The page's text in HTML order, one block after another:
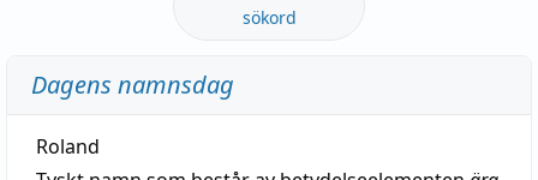
sökord
Dagens namnsdag
Roland